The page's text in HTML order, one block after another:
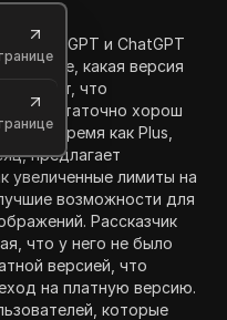
ChatGPT и ChatGPT
решение, какая версия
что
и достаточно хорош
в то время как Plus,
предлагает
увеличенные лимиты на
возможности для
Рассказчик
что у него не было
версией, что
на платную версию.
которые